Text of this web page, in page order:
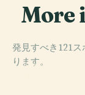
More
発見すべき121
ります。
PLACE